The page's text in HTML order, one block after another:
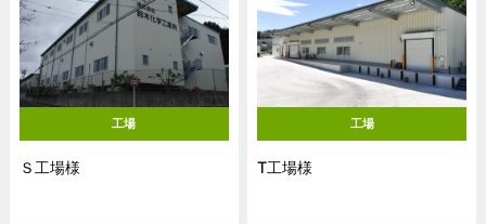
工場
Ｓ工場様
工場
T工場様